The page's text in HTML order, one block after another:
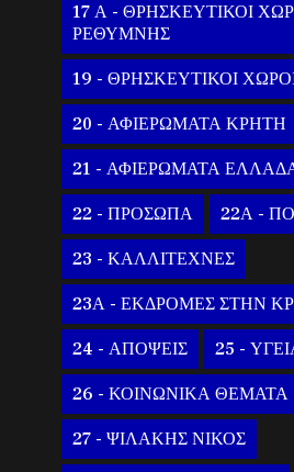
17 Α - ΘΡΗΣΚΕΥΤΙΚΟΙ
ΡΕΘΥΜΝΗΣ
19 - ΘΡΗΣΚΕΥΤΙΚΟΙ
20 - ΑΦΙΕΡΩΜΑΤΑ ΚΡΗΤΗ
21 - ΑΦΙΕΡΩΜΑΤΑ
22 - ΠΡΟΣΩΠΑ 22Α -
23 - ΚΑΛΛΙΤΕΧΝΕΣ
23Α - ΕΚΔΡΟΜΕΣ ΣΤΗΝ
24 - ΑΠΟΨΕΙΣ 25 -
26 - ΚΟΙΝΩΝΙΚΑ ΘΕΜΑΤΑ
27 - ΨΙΛΑΚΗΣ ΝΙΚΟΣ